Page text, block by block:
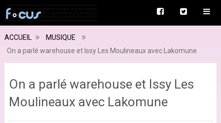
ACCUEIL
MUSIQUE
On a parlé warehouse et Issy Les Moulineaux avec Lakomune
On a parlé warehouse et Issy Les
Moulineaux avec Lakomune